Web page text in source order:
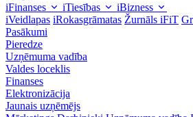
iFinanses iTiesības
iBizness
iVeidlapas iRokasgrāmatas Žurnāls iFiT
Pasākumi
Pieredze
Uzņēmuma vadība
Valdes loceklis
Finanses
Elektronizācija
Jaunais uzņēmējs